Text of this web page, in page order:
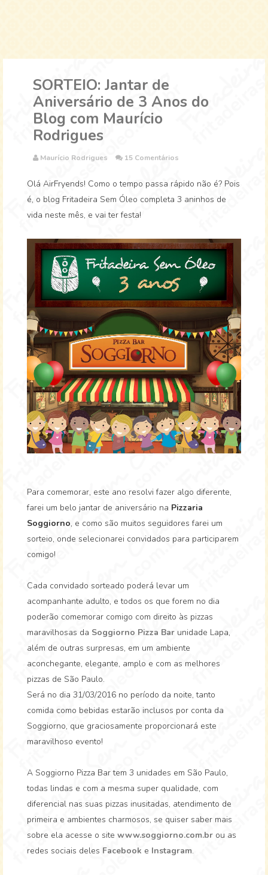
SORTEIO: Jantar de
Aniversário de 3 Anos do
Blog com Maurício
Rodrigues
Maurício Rodrigues 15 Comentários
Olá AirFryends! Como o tempo passa rápido não é? Pois
é, o blog Fritadeira Sem Óleo completa 3 aninhos de
vida neste mês, e vai ter festa!
Para comemorar, este ano resolvi fazer algo diferente,
farei um belo jantar de aniversário na Pizzaria
Soggiorno, e como são muitos seguidores farei um
sorteio, onde selecionarei convidados para participarem
comigo!
Cada convidado sorteado poderá levar um
acompanhante adulto, e todos os que forem no dia
poderão comemorar comigo com direito às pizzas
maravilhosas da Soggiorno Pizza Bar unidade Lapa,
além de outras surpresas, em um ambiente
aconchegante, elegante, amplo e com as melhores
pizzas de São Paulo.
Será no dia 31/03/2016 no período da noite, tanto
comida como bebidas estarão inclusos por conta da
Soggiorno, que graciosamente proporcionará este
maravilhoso evento!
A Soggiorno Pizza Bar tem 3 unidades em São Paulo,
todas lindas e com a mesma super qualidade, com
diferencial nas suas pizzas inusitadas, atendimento de
primeira e ambientes charmosos, se quiser saber mais
sobre ela acesse o site www.soggiorno.com.br ou as
redes sociais deles Facebook e Instagram.